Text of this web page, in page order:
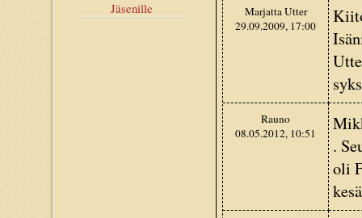
Jäsenille
Marjatta Utter
29.09.2009, 17:00
Rauno
08.05.2012, 10:51
.
oli